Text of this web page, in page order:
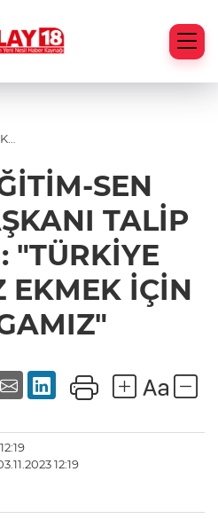
SEN
TALİP
"TÜRKİYE
EKMEK İÇİN
12:19